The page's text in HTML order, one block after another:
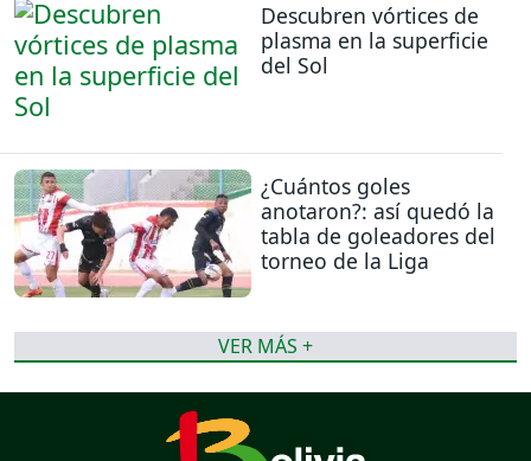
Descubren vórtices de
plasma en la superficie
del Sol
¿Cuántos goles
anotaron?: así quedó la
tabla de goleadores del
torneo de la Liga
VER MÁS +